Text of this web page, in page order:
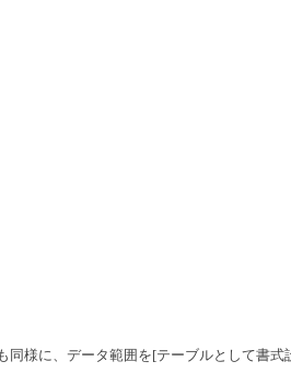
同様に、データ範囲を[テーブルとして書式